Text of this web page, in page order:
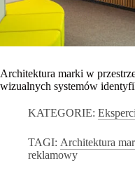
Architektura marki w
wizualnych systemów
KATEGORIE: Eksperci
TAGI: Architektura
reklamowy